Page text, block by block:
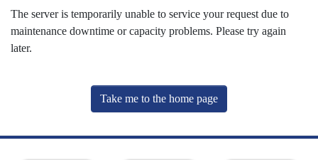
The server is temporarily unable to service your request due to
maintenance downtime or capacity problems. Please try again
later.
Take me to the home page